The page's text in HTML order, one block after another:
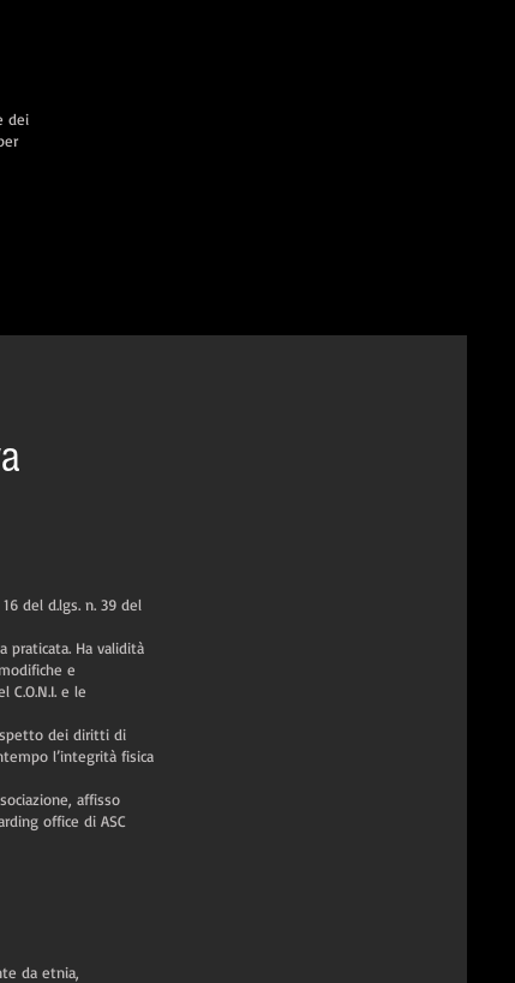
dei
del d.lgs. n. 39 del
praticata. Ha validità
e
e le
dei diritti di
l’integrità fisica
affisso
office di ASC
da etnia,